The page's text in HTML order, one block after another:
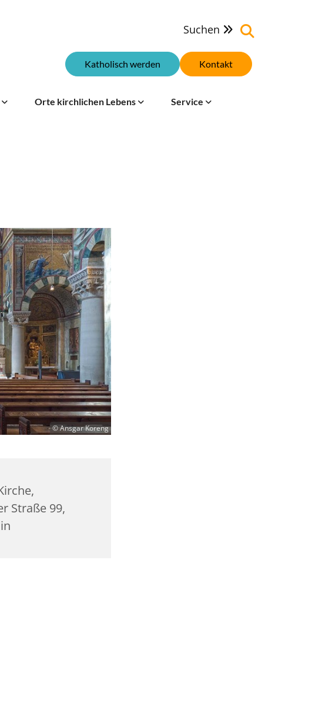
Suchen 
Kontakt
Katholisch werden
Orte kirchlichen Lebens Service
© Ansgar Koreng
Straße 99,